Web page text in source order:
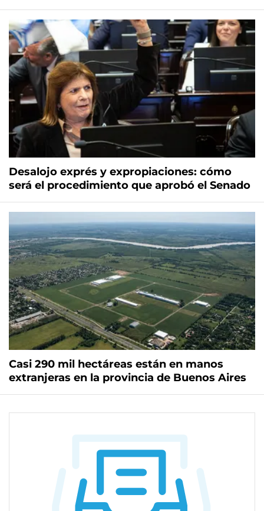
Desalojo exprés y expropiaciones: cómo
será el procedimiento que aprobó el Senado
Casi 290 mil hectáreas están en manos
extranjeras en la provincia de Buenos Aires